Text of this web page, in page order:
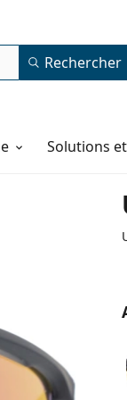
Rechercher
Solutions